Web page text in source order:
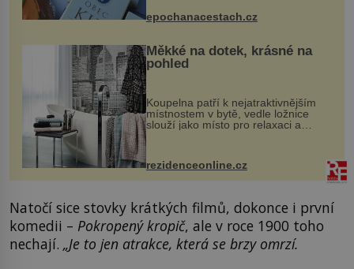
epochanacestach.cz
Měkké na dotek, krásné na
pohled
Koupelna patří k nejatraktivnějším
místnostem v bytě, vedle ložnice
slouží jako místo pro relaxaci a
odpočinek. Koupelnový textil –
ručníky, osušky a koberečky –
proutku...
rezidenceonline.cz
Natočí sice stovky krátkých filmů, dokonce i první
komedii – Pokropený kropič, ale v roce 1900 toho
nechají. „Je to jen atrakce, která se brzy omrzí.